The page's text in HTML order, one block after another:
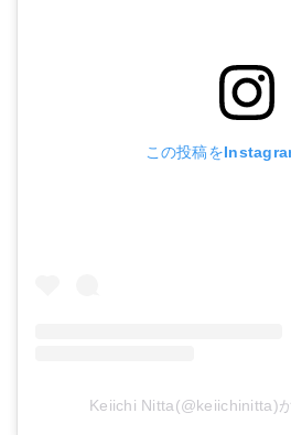
この投稿を
Keiichi Nitta(@keiichinitta)